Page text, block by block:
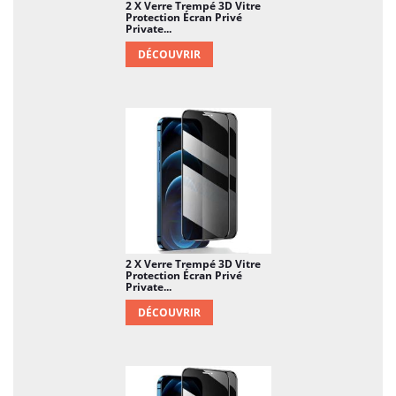
2 X Verre Trempé 3D Vitre
Protection Écran Privé
Private...
DÉCOUVRIR
2 X Verre Trempé 3D Vitre
Protection Écran Privé
Private...
DÉCOUVRIR